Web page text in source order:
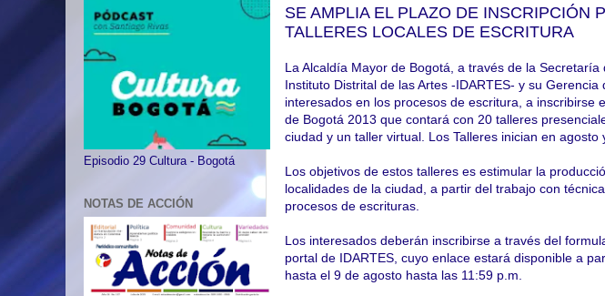
SE AMPLIA EL PLAZO DE INSCRIPCIÓN
TALLERES LOCALES DE ESCRITURA
La Alcaldía Mayor de Bogotá, a través de la
Instituto Distrital de las Artes -IDARTES- y su
interesados en los procesos de escritura, a inscribirse
de Bogotá 2013 que contará con 20 talleres
ciudad y un taller virtual. Los Talleres inician en agosto
Los objetivos de estos talleres es estimular la
localidades de la ciudad, a partir del trabajo con
procesos de escrituras.
Los interesados deberán inscribirse a través del
portal de IDARTES, cuyo enlace estará disponible a
hasta el 9 de agosto hasta las 11:59 p.m.
Episodio 29 Cultura - Bogotá
NOTAS DE ACCIÓN